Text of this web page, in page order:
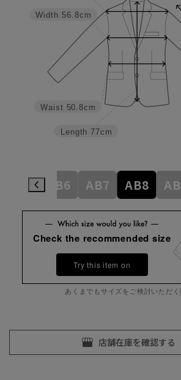
Length 77cm
Waist 50.8cm
Width 56.8cm
AB6 AB7 AB8
Check the recommended size
Try this item on
あくまでもサイズをご検討いただく